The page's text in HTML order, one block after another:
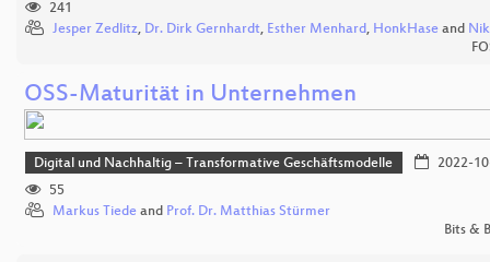
241
Jesper Zedlitz, Dr. Dirk Gernhardt, Esther Menhard, HonkHase and
OSS-Maturität in Unternehmen
Digital und Nachhaltig – Transformative Geschäftsmodelle
2022-
55
Markus Tiede and Prof. Dr. Matthias Stürmer
Bits &